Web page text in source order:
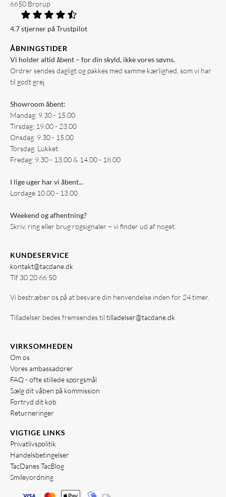
6650 Brørup
4.7 stjerner på Trustpilot
ÅBNINGSTIDER
Vi holder altid åbent – for din skyld, ikke vores søvns.
Ordrer sendes dagligt og pakkes med samme kærlighed, som vi har
til godt grej
Showroom åbent:
Mandag: 9.30 - 15.00
Tirsdag: 19.00 - 23.00
Onsdag: 9.30 - 15.00
Torsdag: Lukket
Fredag: 9.30 - 13.00 & 14.00 - 18.00
I lige uger har vi åbent...
Lørdage 10.00 - 13.00
Weekend og afhentning?
Skriv, ring eller brug røgsignaler – vi finder ud af noget.
KUNDESERVICE
kontakt@tacdane.dk
Tlf 30 20 66 50
Vi bestræber os på at besvare din henvendelse inden for 24 timer.
Tilladelser bedes fremsendes til tilladelser@tacdane.dk
VIRKSOMHEDEN
Om os
Vores ambassadører
FAQ - ofte stillede spørgsmål
Sælg dit våben på kommission
Fortryd dit køb
Returneringer
VIGTIGE LINKS
Privatlivspolitik
Handelsbetingelser
TacDanes TacBlog
Smileyordning